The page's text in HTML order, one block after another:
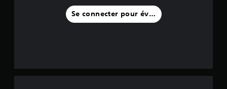
i
Se connecter pour évaluer